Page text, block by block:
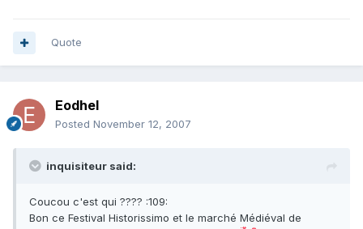
Quote
Eodhel
Posted November 12, 2007
inquisiteur said:
Coucou c'est qui ???? :109:
Bon ce Festival Historissimo et le marché Médiéval de